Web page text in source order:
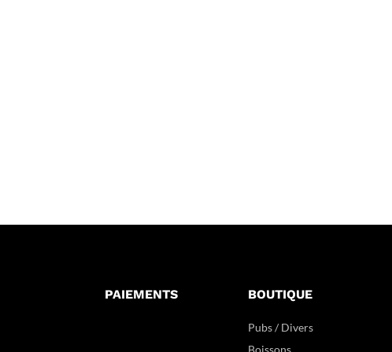
PAIEMENTS BOUTIQUE
Pubs / Divers
Boissons